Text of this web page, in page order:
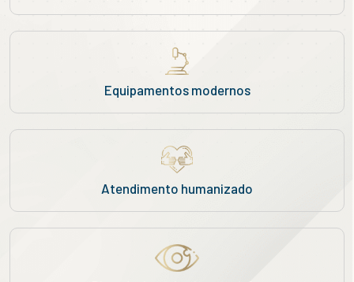
Equipamentos modernos
Atendimento humanizado